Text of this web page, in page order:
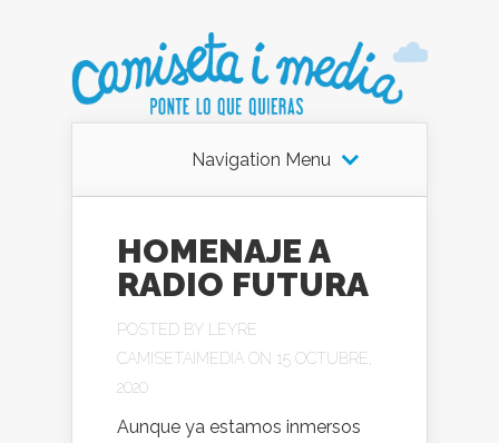
Navigation Menu
HOMENAJE A
RADIO FUTURA
POSTED BY
LEYRE
CAMISETAIMEDIA ON 15 OCTUBRE,
2020
Aunque ya estamos inmersos